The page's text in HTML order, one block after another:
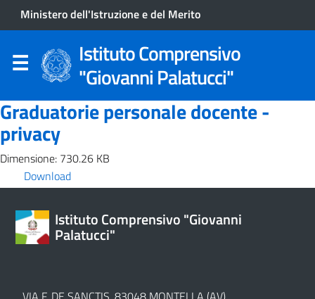
Ministero dell'Istruzione e del Merito
Istituto Comprensivo
"Giovanni Palatucci"
Graduatorie personale docente -
privacy
Dimensione: 730.26 KB
Download
Istituto Comprensivo "Giovanni
Palatucci"